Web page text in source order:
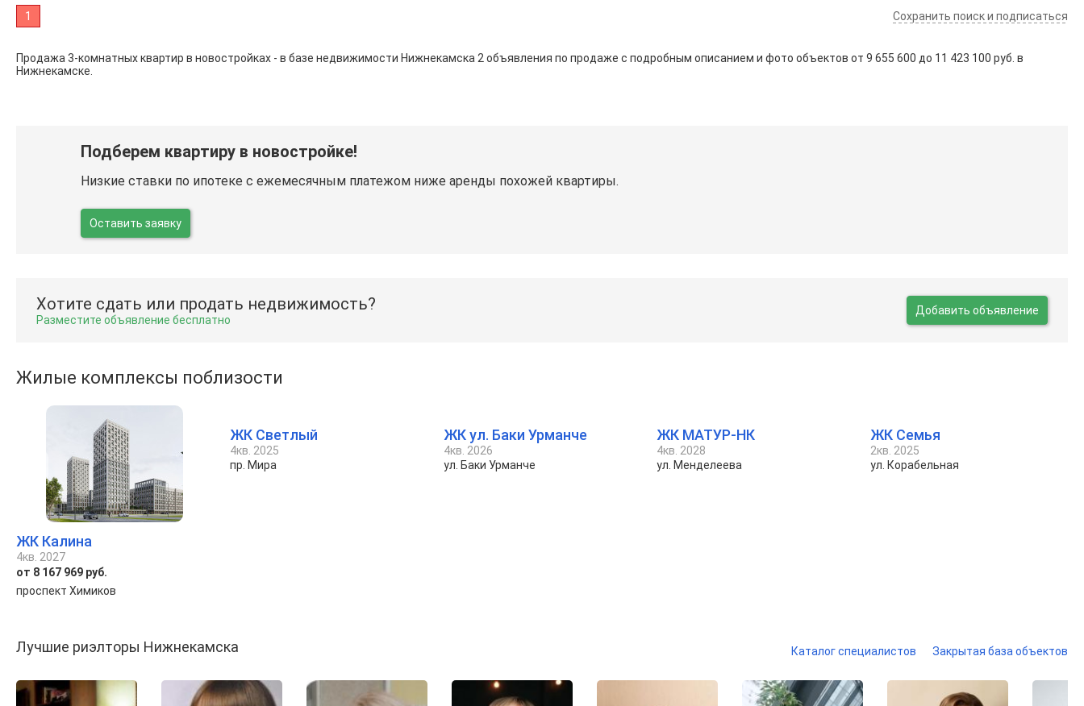
1 Сохранить поиск и подписаться
Продажа 3-комнатных квартир в новостройках - в базе недвижимости Нижнекамска 2 объявления по продаже с подробным описанием и фото объектов от 9 655 600 до 11 423 100 руб. в
Нижнекамске.
Подберем квартиру в новостройке!
Низкие ставки по ипотеке с ежемесячным платежом ниже аренды похожей квартиры.
Оставить заявку
Хотите сдать или продать недвижимость?
Разместите объявление бесплатно
Добавить объявление
Жилые комплексы поблизости
ЖК Калина
4кв. 2027
от 8 167 969 руб.
проспект Химиков
ЖК Светлый
4кв. 2025
пр. Мира
ЖК ул. Баки Урманче
4кв. 2026
ул. Баки Урманче
ЖК МАТУР-НК
4кв. 2028
ул. Менделеева
ЖК Семья
2кв. 2025
ул. Корабельная
Лучшие риэлторы Нижнекамска Каталог специалистов Закрытая база объектов